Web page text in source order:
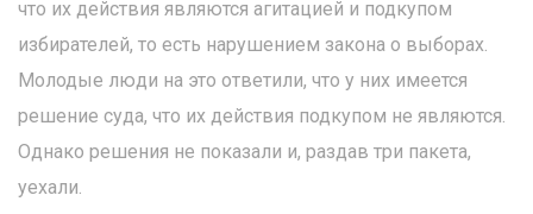
что их действия являются агитацией и подкупом
избирателей, то есть нарушением закона о выборах.
Молодые люди на это ответили, что у них имеется
решение суда, что их действия подкупом не являются.
Однако решения не показали и, раздав три пакета,
уехали.